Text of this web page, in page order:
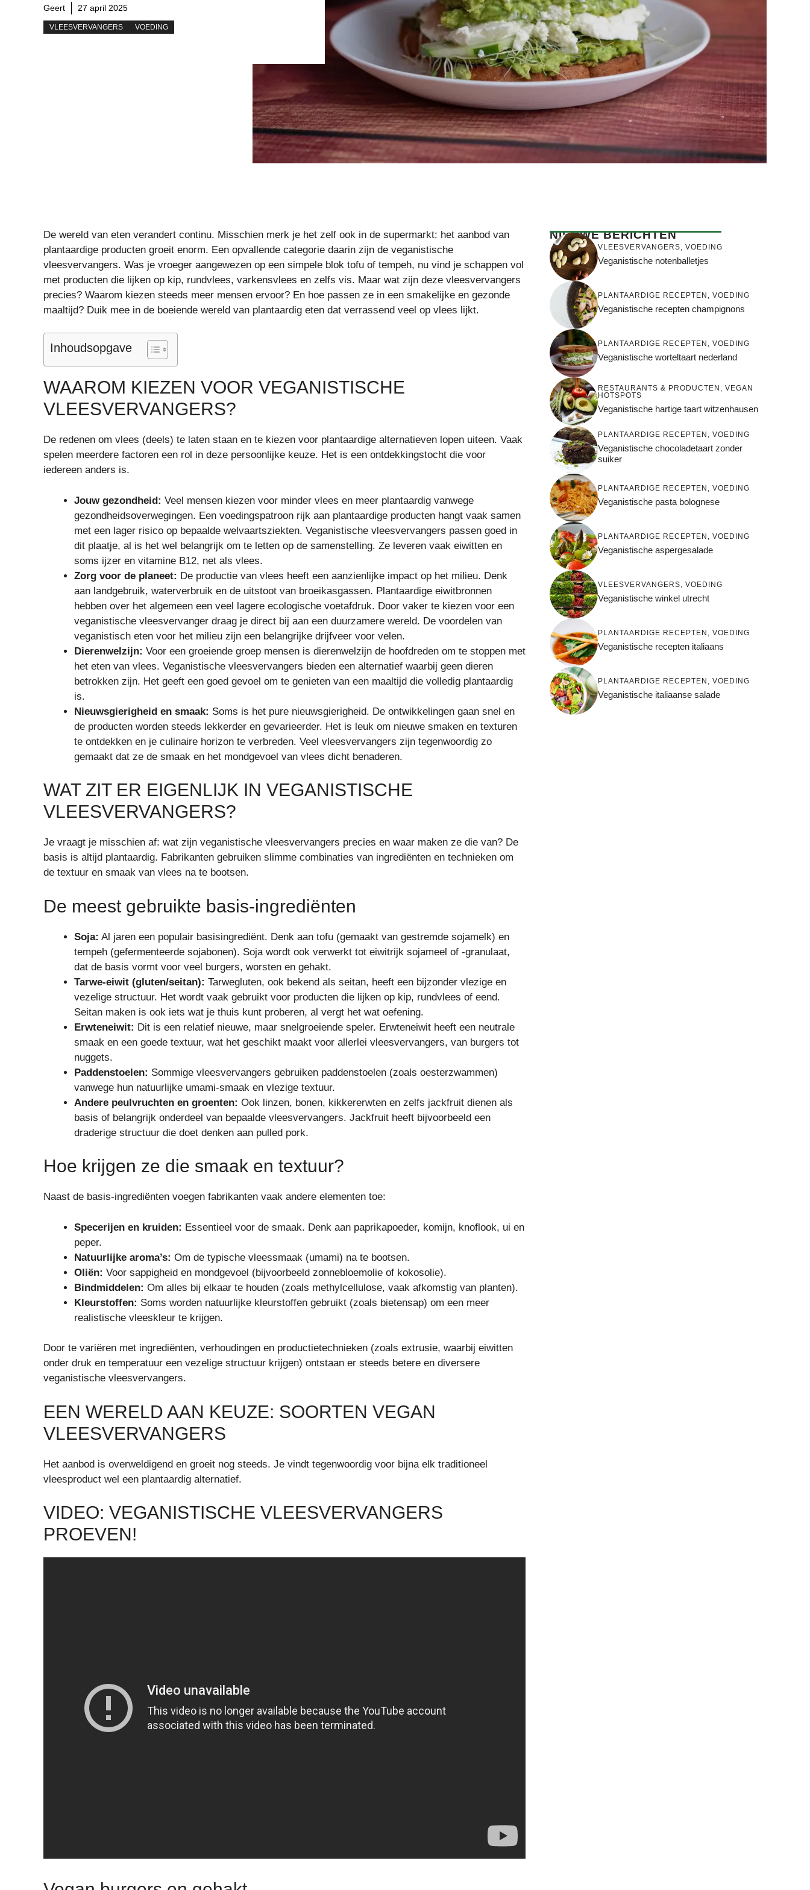
Geert 27 april 2025
VLEESVERVANGERS VOEDING
De wereld van eten verandert continu. Misschien merk je het zelf ook in de supermarkt: het aanbod van
plantaardige producten groeit enorm. Een opvallende categorie daarin zijn de veganistische
vleesvervangers. Was je vroeger aangewezen op een simpele blok tofu of tempeh, nu vind je schappen vol
met producten die lijken op kip, rundvlees, varkensvlees en zelfs vis. Maar wat zijn deze vleesvervangers
precies? Waarom kiezen steeds meer mensen ervoor? En hoe passen ze in een smakelijke en gezonde
maaltijd? Duik mee in de boeiende wereld van plantaardig eten dat verrassend veel op vlees lijkt.
Inhoudsopgave
WAAROM KIEZEN VOOR VEGANISTISCHE
VLEESVERVANGERS?
De redenen om vlees (deels) te laten staan en te kiezen voor plantaardige alternatieven lopen uiteen. Vaak
spelen meerdere factoren een rol in deze persoonlijke keuze. Het is een ontdekkingstocht die voor
iedereen anders is.
Jouw gezondheid: Veel mensen kiezen voor minder vlees en meer plantaardig vanwege
gezondheidsoverwegingen. Een voedingspatroon rijk aan plantaardige producten hangt vaak samen
met een lager risico op bepaalde welvaartsziekten. Veganistische vleesvervangers passen goed in
dit plaatje, al is het wel belangrijk om te letten op de samenstelling. Ze leveren vaak eiwitten en
soms ijzer en vitamine B12, net als vlees.
Zorg voor de planeet: De productie van vlees heeft een aanzienlijke impact op het milieu. Denk
aan landgebruik, waterverbruik en de uitstoot van broeikasgassen. Plantaardige eiwitbronnen
hebben over het algemeen een veel lagere ecologische voetafdruk. Door vaker te kiezen voor een
veganistische vleesvervanger draag je direct bij aan een duurzamere wereld. De voordelen van
veganistisch eten voor het milieu zijn een belangrijke drijfveer voor velen.
Dierenwelzijn: Voor een groeiende groep mensen is dierenwelzijn de hoofdreden om te stoppen met
het eten van vlees. Veganistische vleesvervangers bieden een alternatief waarbij geen dieren
betrokken zijn. Het geeft een goed gevoel om te genieten van een maaltijd die volledig plantaardig
is.
Nieuwsgierigheid en smaak: Soms is het pure nieuwsgierigheid. De ontwikkelingen gaan snel en
de producten worden steeds lekkerder en gevarieerder. Het is leuk om nieuwe smaken en texturen
te ontdekken en je culinaire horizon te verbreden. Veel vleesvervangers zijn tegenwoordig zo
gemaakt dat ze de smaak en het mondgevoel van vlees dicht benaderen.
WAT ZIT ER EIGENLIJK IN VEGANISTISCHE
VLEESVERVANGERS?
Je vraagt je misschien af: wat zijn veganistische vleesvervangers precies en waar maken ze die van? De
basis is altijd plantaardig. Fabrikanten gebruiken slimme combinaties van ingrediënten en technieken om
de textuur en smaak van vlees na te bootsen.
De meest gebruikte basis-ingrediënten
Soja: Al jaren een populair basisingrediënt. Denk aan tofu (gemaakt van gestremde sojamelk) en
tempeh (gefermenteerde sojabonen). Soja wordt ook verwerkt tot eiwitrijk sojameel of -granulaat,
dat de basis vormt voor veel burgers, worsten en gehakt.
Tarwe-eiwit (gluten/seitan): Tarwegluten, ook bekend als seitan, heeft een bijzonder vlezige en
vezelige structuur. Het wordt vaak gebruikt voor producten die lijken op kip, rundvlees of eend.
Seitan maken is ook iets wat je thuis kunt proberen, al vergt het wat oefening.
Erwteneiwit: Dit is een relatief nieuwe, maar snelgroeiende speler. Erwteneiwit heeft een neutrale
smaak en een goede textuur, wat het geschikt maakt voor allerlei vleesvervangers, van burgers tot
nuggets.
Paddenstoelen: Sommige vleesvervangers gebruiken paddenstoelen (zoals oesterzwammen)
vanwege hun natuurlijke umami-smaak en vlezige textuur.
Andere peulvruchten en groenten: Ook linzen, bonen, kikkererwten en zelfs jackfruit dienen als
basis of belangrijk onderdeel van bepaalde vleesvervangers. Jackfruit heeft bijvoorbeeld een
draderige structuur die doet denken aan pulled pork.
Hoe krijgen ze die smaak en textuur?
Naast de basis-ingrediënten voegen fabrikanten vaak andere elementen toe:
Specerijen en kruiden: Essentieel voor de smaak. Denk aan paprikapoeder, komijn, knoflook, ui en
peper.
Natuurlijke aroma’s: Om de typische vleessmaak (umami) na te bootsen.
Oliën: Voor sappigheid en mondgevoel (bijvoorbeeld zonnebloemolie of kokosolie).
Bindmiddelen: Om alles bij elkaar te houden (zoals methylcellulose, vaak afkomstig van planten).
Kleurstoffen: Soms worden natuurlijke kleurstoffen gebruikt (zoals bietensap) om een meer
realistische vleeskleur te krijgen.
Door te variëren met ingrediënten, verhoudingen en productietechnieken (zoals extrusie, waarbij eiwitten
onder druk en temperatuur een vezelige structuur krijgen) ontstaan er steeds betere en diversere
veganistische vleesvervangers.
EEN WERELD AAN KEUZE: SOORTEN VEGAN
VLEESVERVANGERS
Het aanbod is overweldigend en groeit nog steeds. Je vindt tegenwoordig voor bijna elk traditioneel
vleesproduct wel een plantaardig alternatief.
VIDEO: VEGANISTISCHE VLEESVERVANGERS
PROEVEN!
NIEUWE BERICHTEN
VLEESVERVANGERS, VOEDING
Veganistische notenballetjes
PLANTAARDIGE RECEPTEN , VOEDING
Veganistische recepten champignons
PLANTAARDIGE RECEPTEN , VOEDING
Veganistische worteltaart nederland
RESTAURANTS & PRODUCTEN , VEGAN
HOTSPOTS
Veganistische hartige taart witzenhausen
PLANTAARDIGE RECEPTEN , VOEDING
Veganistische chocoladetaart zonder
suiker
PLANTAARDIGE RECEPTEN , VOEDING
Veganistische pasta bolognese
PLANTAARDIGE RECEPTEN , VOEDING
Veganistische aspergesalade
VLEESVERVANGERS, VOEDING
Veganistische winkel utrecht
PLANTAARDIGE RECEPTEN , VOEDING
Veganistische recepten italiaans
PLANTAARDIGE RECEPTEN , VOEDING
Veganistische italiaanse salade